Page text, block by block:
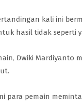
kali ini
hasil tidak seperti
Dwiki
para pemain